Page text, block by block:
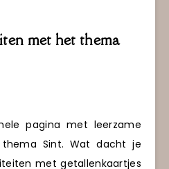
met het thema
pagina met leerzame
Sint. Wat dacht je
met getallenkaartjes